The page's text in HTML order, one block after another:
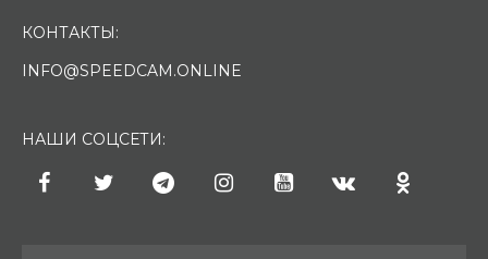
КОНТАКТЫ:
INFO@SPEEDCAM.ONLINE
НАШИ СОЦСЕТИ: